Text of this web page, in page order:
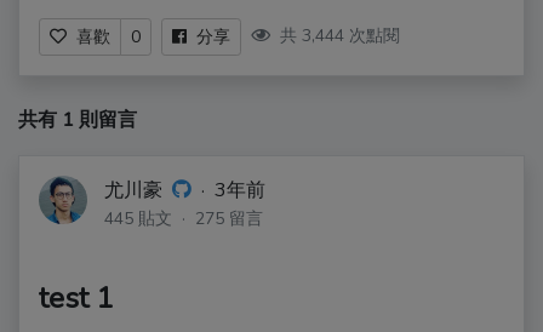
喜歡 0 分享 共 3,444 次點閱
共有 1 則留言
尤川豪 · 3年前
445 貼文 · 275 留言
test 1